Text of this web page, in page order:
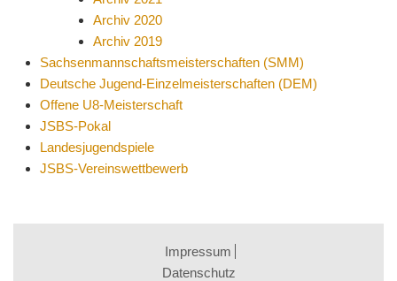
Archiv 2020
Archiv 2019
Sachsenmannschaftsmeisterschaften (SMM)
Deutsche Jugend-Einzelmeisterschaften (DEM)
Offene U8-Meisterschaft
JSBS-Pokal
Landesjugendspiele
JSBS-Vereinswettbewerb
Impressum
Datenschutz